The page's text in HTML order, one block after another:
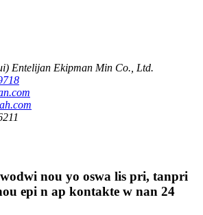
Entelijan Ekipman Min Co., Ltd.
nou yo oswa lis pri, tanpri
epi n ap kontakte w nan 24